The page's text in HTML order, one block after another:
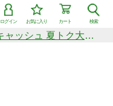
検索
カート
お気に入り
ログイン
総額50万円分が当たる！ビットキャッシュ 夏トク大感謝祭